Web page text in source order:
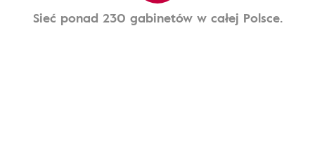
Sieć ponad 230 gabinetów w całej Polsce.